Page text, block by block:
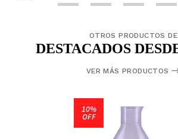
OTROS PRODUCTOS DE
DESTACADOS
VER MÁS PRODUCTOS
10%
OFF